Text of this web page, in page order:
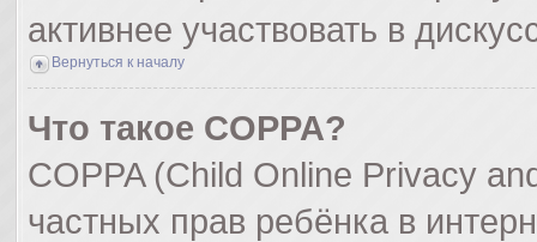
активнее участвовать в
Вернуться к началу
Что такое COPPA?
COPPA (Child Online Privacy
частных прав ребёнка в